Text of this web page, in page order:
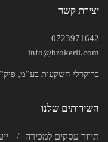
יצירת קשר
0723971642
info@brokerli.com
ברוקרלי השקעות בע”מ, פיק”א 13, ראשון
השירותים שלנו
תיווך עסקים למכירה